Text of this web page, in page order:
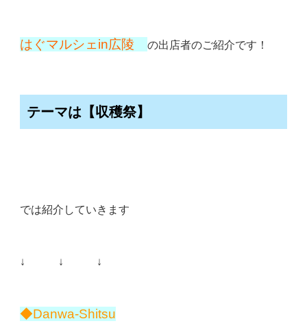
はぐマルシェin広陵の出店者のご紹介です！
テーマは【収穫祭】
では紹介していきます
↓ ↓ ↓
◆Danwa-Shitsu